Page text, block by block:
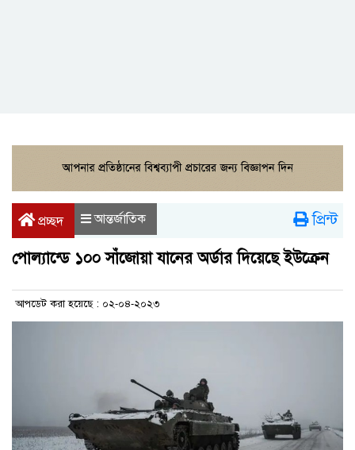
প্রচ্ছদ আন্তর্জাতিক প্রিন্ট
পোল্যান্ডে ১০০ সাঁজোয়া যানের অর্ডার দিয়েছে ইউক্রেন
আপডেট করা হয়েছে : ০২-০৪-২০২৩